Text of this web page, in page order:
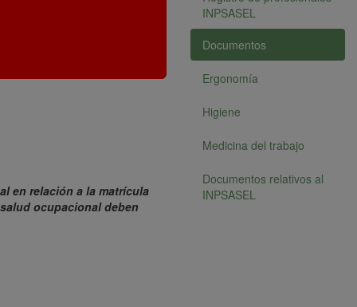
en relación a la matrícula
ocupacional deben
INPSASEL
Documentos
Ergonomía
Higiene
Medicina del trabajo
Documentos relativos al
INPSASEL